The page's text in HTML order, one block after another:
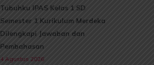
Tubuhku IPAS Kelas 1 SD
Semester 1 Kurikulum Merdeka
Dilengkapi Jawaban dan
Pembahasan
4 Agustus 2026